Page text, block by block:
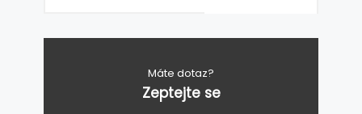
Máte dotaz?
Zeptejte se